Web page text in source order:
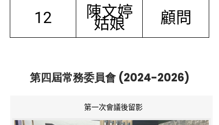
12 陳文婷
姑娘 顧問
第四屆常務委員會 (2024-2026)
第一次會議後留影